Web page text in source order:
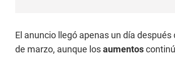
El anuncio llegó apenas un día
de marzo, aunque losaumentos